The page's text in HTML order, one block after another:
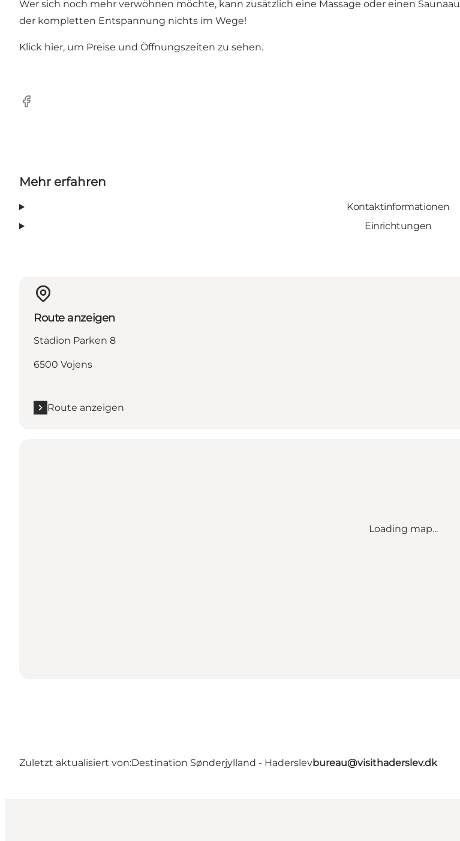
Wer sich noch mehr verwöhnen möchte, kann zusätzlich eine Massage oder einen
der kompletten Entspannung nichts im Wege!
Klick hier, um Preise und Öffnungszeiten zu sehen.
Facebook
Mehr erfahren
Kontaktinformationen
Einrichtungen
Route anzeigen
Stadion Parken 8
6500 Vojens
Route anzeigen
Loading map...
Zuletzt aktualisiert von:Destination Sønderjylland - Haderslevbureau@visithaderslev.dk